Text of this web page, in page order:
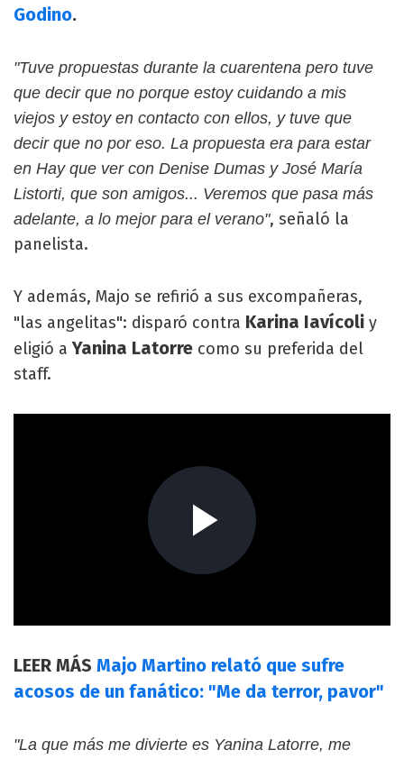
Godino.
"Tuve propuestas durante la cuarentena pero tuve
que decir que no porque estoy cuidando a mis
viejos y estoy en contacto con ellos, y tuve que
decir que no por eso. La propuesta era para estar
en Hay que ver con Denise Dumas y José María
Listorti, que son amigos... Veremos que pasa más
adelante, a lo mejor para el verano", señaló la
panelista.
Y además, Majo se refirió a sus excompañeras,
"las angelitas": disparó contra Karina Iavícoli y
eligió a Yanina Latorre como su preferida del
staff.
LEER MÁS Majo Martino relató que sufre
acosos de un fanático: "Me da terror, pavor"
"La que más me divierte es Yanina Latorre, me